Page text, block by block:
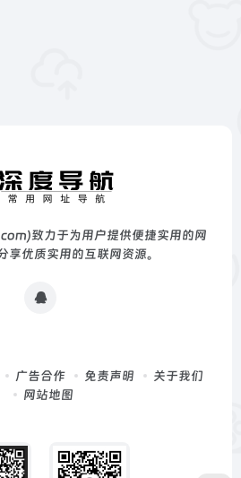
致力于为用户提供便捷实用的网
享优质实用的互联网资源。
广告合作 免责声明
关于我们
网站地图